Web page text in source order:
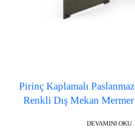
Pirinç Kaplamalı
Renkli Dış Mekan
DEVAMINI OKU